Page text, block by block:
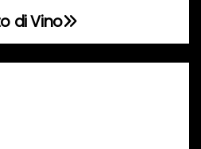
di Vino